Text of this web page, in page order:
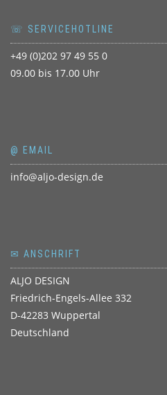
☏ SERVICEHOTLINE
+49 (0)202 97 49 55 0
09.00 bis 17.00 Uhr
@ EMAIL
info@aljo-design.de
✉ ANSCHRIFT
ALJO DESIGN
Friedrich-Engels-Allee 332
D-42283 Wuppertal
Deutschland